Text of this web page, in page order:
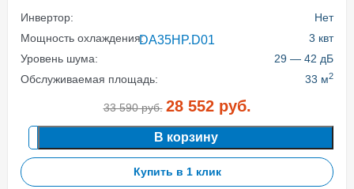
Инвертор:
Нет
Мощность охлаждения:
3 квт
Уровень шума:
29 — 42 дБ
Обслуживаемая площадь:
33 м2
33 590руб. 28 552руб.
В корзину
Купить в 1 клик